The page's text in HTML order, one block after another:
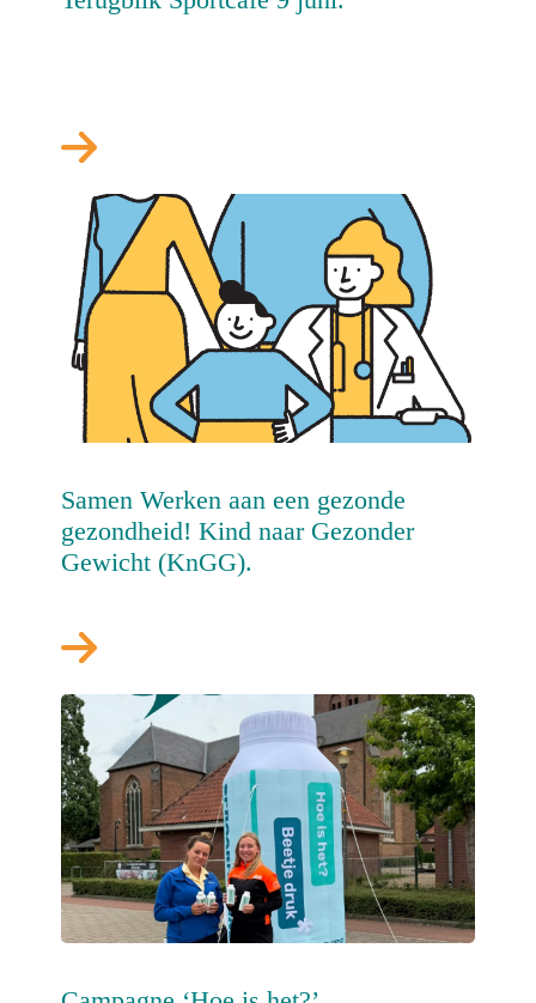
Samen Werken aan een gezonde
gezondheid! Kind naar Gezonder
Gewicht (KnGG).